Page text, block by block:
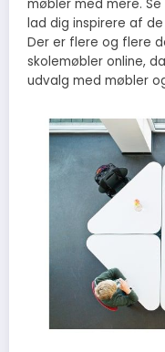
møbler med mere.
lad dig inspirere af
Der er flere og flere
skolemøbler online,
udvalg med møbler